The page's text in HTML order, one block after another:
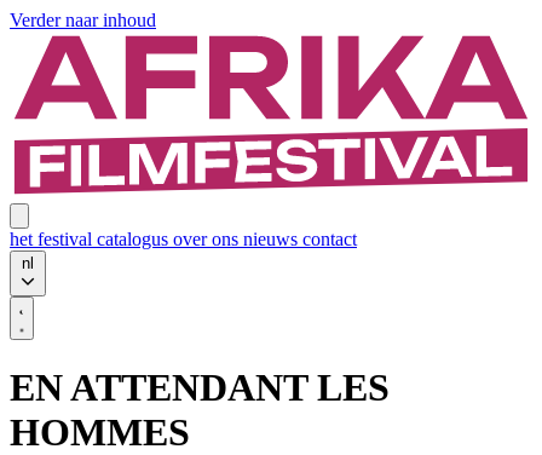
Verder naar inhoud
het festival catalogus over ons nieuws contact
nl
EN ATTENDANT LES
HOMMES